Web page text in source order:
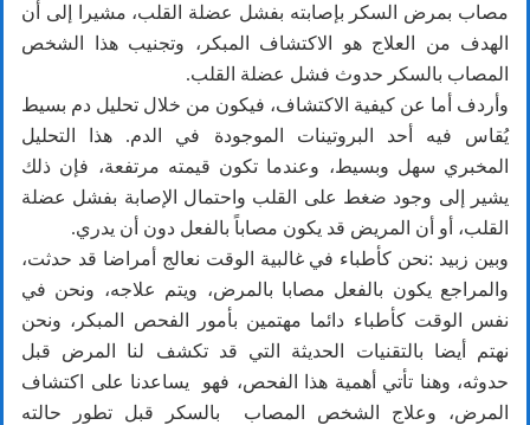
مصاب بمرض السكر بإصابته بفشل عضلة القلب، مشيرا إلى أن
الهدف من العلاج هو الاكتشاف المبكر، وتجنيب هذا الشخص
المصاب بالسكر حدوث فشل عضلة القلب.
وأردف أما عن كيفية الاكتشاف، فيكون من خلال تحليل دم بسيط
يُقاس فيه أحد البروتينات الموجودة في الدم. هذا التحليل
المخبري سهل وبسيط، وعندما تكون قيمته مرتفعة، فإن ذلك
يشير إلى وجود ضغط على القلب واحتمال الإصابة بفشل عضلة
القلب، أو أن المريض قد يكون مصاباً بالفعل دون أن يدري.
وبين زبيد :نحن كأطباء في غالبية الوقت نعالج أمراضا قد حدثت،
والمراجع يكون بالفعل مصابا بالمرض، ويتم علاجه، ونحن في
نفس الوقت كأطباء دائما مهتمين بأمور الفحص المبكر، ونحن
نهتم أيضا بالتقنيات الحديثة التي قد تكشف لنا المرض قبل
حدوثه، وهنا تأتي أهمية هذا الفحص، فهو يساعدنا على اكتشاف
المرض، وعلاج الشخص المصاب بالسكر قبل تطور حالته